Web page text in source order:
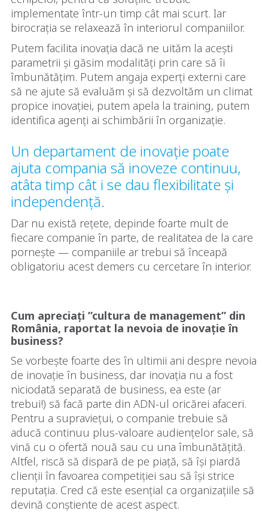
implementate într-un timp cât mai scurt. Iar
birocrația se relaxează în interiorul companiilor.
Putem facilita inovația dacă ne uităm la acești
parametrii și găsim modalități prin care să îi
îmbunătățim. Putem angaja experți externi care
să ne ajute să evaluăm și să dezvoltăm un climat
propice inovației, putem apela la training, putem
identifica agenți ai schimbării în organizație.
Un departament de inovație poate
ajuta compania să inoveze continuu,
atâta timp cât i se dau flexibilitate și
independență.
Dar nu există rețete, depinde foarte mult de
fiecare companie în parte, de realitatea de la care
pornește — companiile ar trebui să înceapă
obligatoriu acest demers cu cercetare în interior.
Cum apreciați ”cultura de management” din
România, raportat la nevoia de inovație în
business?
Se vorbește foarte des în ultimii ani despre nevoia
de inovație în business, dar inovația nu a fost
niciodată separată de business, ea este (ar
trebui!) să facă parte din ADN-ul oricărei afaceri.
Pentru a supraviețui, o companie trebuie să
aducă continuu plus-valoare audiențelor sale, să
vină cu o ofertă nouă sau cu una îmbunătățită.
Altfel, riscă să dispară de pe piață, să își piardă
clienții în favoarea competiției sau să își strice
reputația. Cred că este esențial ca organizațiile să
devină conștiente de acest aspect.